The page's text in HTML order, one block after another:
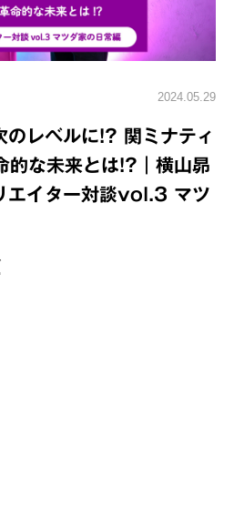
2024.05.29
のレベルに!? 関ミナティ
的な未来とは!?｜横山昴
エイター対談vol.3 マツ